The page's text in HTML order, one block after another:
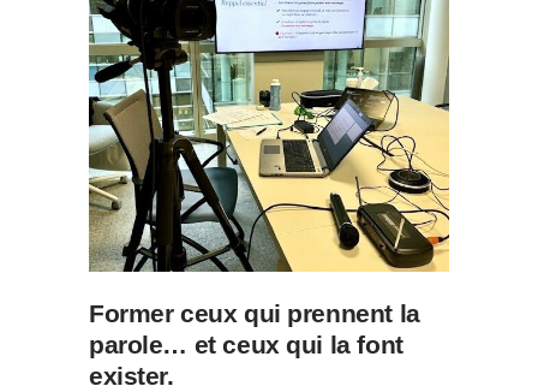
Former ceux qui prennent la
parole… et ceux qui la font
exister.